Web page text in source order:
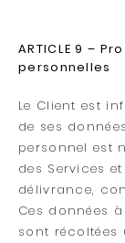
ARTICLE 9 –
personnelles
Le Client est
de ses
personnel est
des Services
délivrance,
Ces données
sont récoltées